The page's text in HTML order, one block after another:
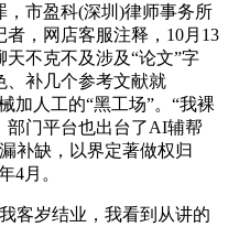
市盈科(深圳)律师事务所
，网店客服注释，10月13
不克不及涉及“论文”字
、补几个参考文献就
加人工的“黑工场”。“我裸
部门平台也出台了AI辅帮
补缺，以界定著做权归
4月。
岁结业，我看到从讲的